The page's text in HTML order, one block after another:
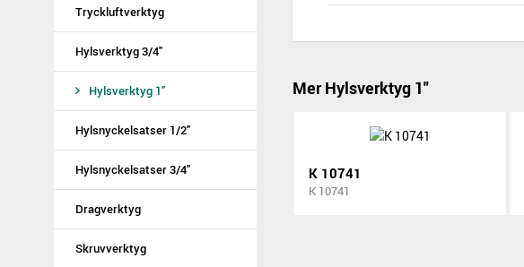
Tryckluftverktyg
Hylsverktyg 3/4"
Hylsverktyg 1"
Hylsnyckelsatser 1/2"
Hylsnyckelsatser 3/4"
Dragverktyg
Skruvverktyg
Mer Hylsverktyg 1"
K 10741
K 10741